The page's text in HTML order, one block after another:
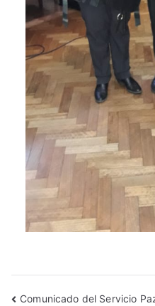
Comunicado del Servicio